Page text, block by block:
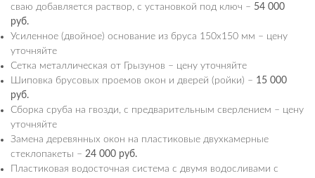
сваю добавляется раствор, с установкой под ключ – 54 000
руб.
Усиленное (двойное) основание из бруса 150х150 мм – цену
уточняйте
Сетка металлическая от Грызунов – цену уточняйте
Шиповка брусовых проемов окон и дверей (ройки) – 15 000
руб.
Сборка сруба на гвозди, с предварительным сверлением – цену
уточняйте
Замена деревянных окон на пластиковые двухкамерные
стеклопакеты – 24 000 руб.
Пластиковая водосточная система с двумя водосливами с